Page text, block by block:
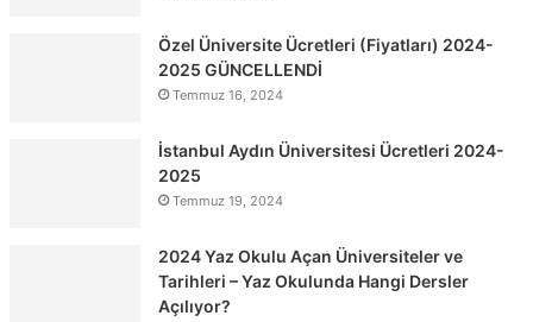
Özel Üniversite Ücretleri (Fiyatları) 2024-
2025 GÜNCELLENDİ
Temmuz 16, 2024
İstanbul Aydın Üniversitesi Ücretleri 2024-
2025
Temmuz 19, 2024
2024 Yaz Okulu Açan Üniversiteler ve
Tarihleri – Yaz Okulunda Hangi Dersler
Açılıyor?